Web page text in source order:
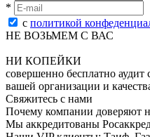
*
с политикой
НЕ ВОЗЬМЕМ С ВАС
НИ КОПЕЙКИ
совершенно бесплатно аудит
вашей организации и
Свяжитесь с нами
Почему компании доверяют
Мы аккредитованы